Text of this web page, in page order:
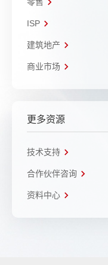
ISP
建筑地产
商业市场
更多资源
技术支持
合作伙伴咨询
资料中心